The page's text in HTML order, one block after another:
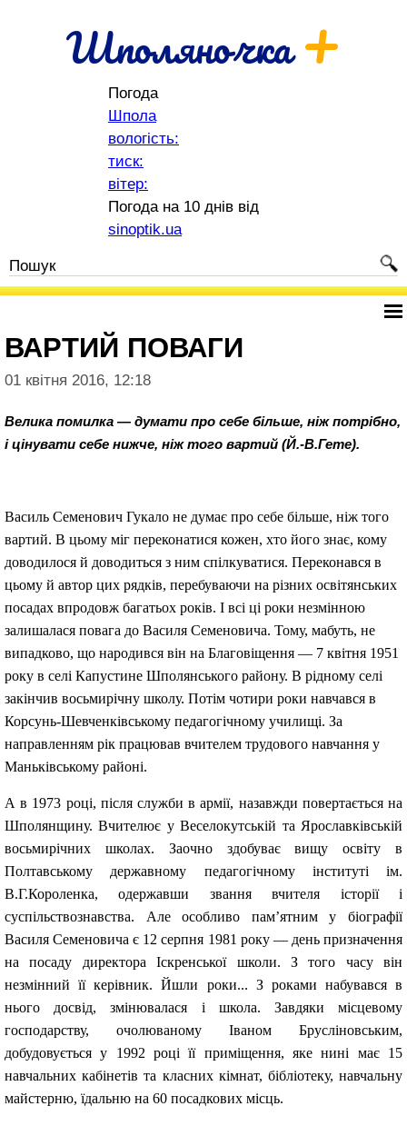
Шполяночка+
Погода
Шпола
вологість:
тиск:
вітер:
Погода на 10 днів від
sinoptik.ua
ВАРТИЙ ПОВАГИ
01 квітня 2016, 12:18
Велика помилка — думати про себе більше, ніж потрібно,
і цінувати себе нижче, ніж того вартий (Й.-В.Гете).
Василь Семенович Гукало не думає про себе більше, ніж того
вартий. В цьому міг переконатися кожен, хто його знає, кому
доводилося й доводиться з ним спілкуватися. Переконався в
цьому й автор цих рядків, перебуваючи на різних освітянських
посадах впродовж багатьох років. І всі ці роки незмінною
залишалася повага до Василя Семеновича. Тому, мабуть, не
випадково, що народився він на Благовіщення — 7 квітня 1951
року в селі Капустине Шполянського району. В рідному селі
закінчив восьмирічну школу. Потім чотири роки навчався в
Корсунь-Шевченківському педагогічному училищі. За
направленням рік працював вчителем трудового навчання у
Маньківському районі.
А в 1973 році, після служби в армії, назавжди повертається на
Шполянщину. Вчителює у Веселокутській та Ярославківській
восьмирічних школах. Заочно здобуває вищу освіту в
Полтавському державному педагогічному інституті ім.
В.Г.Короленка, одержавши звання вчителя історії і
суспільствознавства. Але особливо пам’ятним у біографії
Василя Семеновича є 12 серпня 1981 року — день призначення
напосаду директора Іскренської школи. З того часу він
незмінний її керівник. Йшли роки... З роками набувався в
нього досвід, змінювалася і школа. Завдяки місцевому
господарству, очолюваному Іваном Брусліновським,
добудовується у 1992 році її приміщення, яке нині має 15
навчальних кабінетів та класних кімнат, бібліотеку, навчальну
майстерню, їдальню на 60 посадкових місць.